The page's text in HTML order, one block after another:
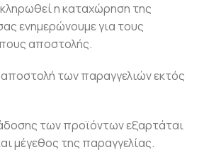
η καταχώρηση της
ενημερώνουμε για τους
αποστολής.
αποστολή των παραγγελιών εκτός
των προϊόντων εξαρτάται
μέγεθος της παραγγελίας.